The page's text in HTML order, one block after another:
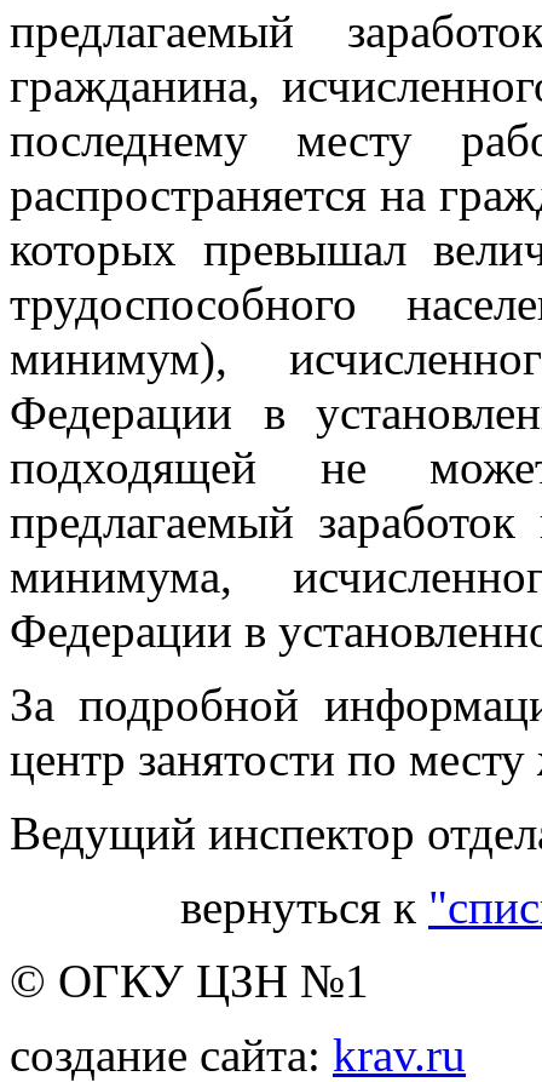
предлагаемый
гражданина,
последнему месту
распространяется на
которых превышал
трудоспособного
минимум),
Федерации в
подходящей не
предлагаемый
минимума,
Федерации в
За подробной
центр занятости по месту
Ведущий инспектор
вернуться к
© ОГКУ ЦЗН №1
создание сайта: krav.ru